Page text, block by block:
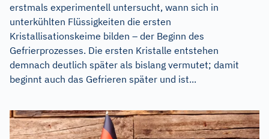
erstmals experimentell untersucht, wann sich in
unterkühlten Flüssigkeiten die ersten
Kristallisationskeime bilden – der Beginn des
Gefrierprozesses. Die ersten Kristalle entstehen
demnach deutlich später als bislang vermutet; damit
beginnt auch das Gefrieren später und ist...